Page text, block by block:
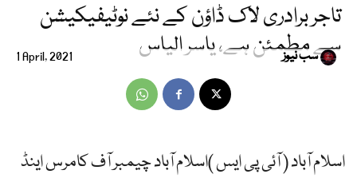
تاجر برادری لاک ڈاؤن کے نئے نوٹیفیکیشن
سے مطمئن ہے، یاسر الیاس
1 April, 2021 سب نیوز
اسلام آباد ( آئی پی ایس )اسلام آباد چیمبر آف کامرس اینڈ